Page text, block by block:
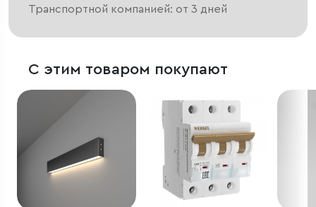
Транспортной компанией: от 3 дней
С этим товаром покупают